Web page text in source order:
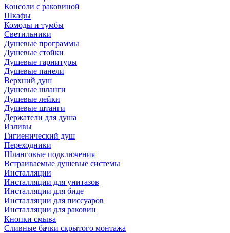
Консоли с раковиной
Шкафы
Комоды и тумбы
Светильники
Душевые программы
Душевые стойки
Душевые гарнитуры
Душевые панели
Верхний душ
Душевые шланги
Душевые лейки
Душевые штанги
Держатели для душа
Изливы
Гигиенический душ
Переходники
Шланговые подключения
Встраиваемые душевые системы
Инсталляции
Инсталляции для унитазов
Инсталляции для биде
Инсталляции для писсуаров
Инсталляции для раковин
Кнопки смыва
Сливные бачки скрытого монтажа